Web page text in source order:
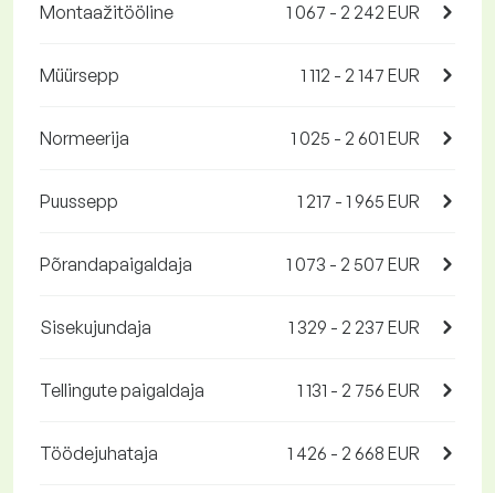
Montaažitööline 1 067 - 2 242 EUR
Müürsepp 1 112 - 2 147 EUR
Normeerija 1 025 - 2 601 EUR
Puussepp 1 217 - 1 965 EUR
Põrandapaigaldaja 1 073 - 2 507 EUR
Sisekujundaja 1 329 - 2 237 EUR
Tellingute paigaldaja 1 131 - 2 756 EUR
Töödejuhataja 1 426 - 2 668 EUR